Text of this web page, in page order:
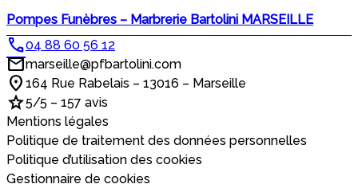
Pompes Funèbres – Marbrerie Bartolini MARSEILLE
04 88 60 56 12
marseille@pfbartolini.com
164 Rue Rabelais – 13016 – Marseille
5/5 – 157 avis
Mentions légales
Politique de traitement des données personnelles
Politique d’utilisation des cookies
Gestionnaire de cookies